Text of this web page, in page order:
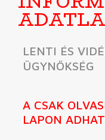
LENTI ÉS
ÜGYNÖKSÉG
A CSAK
LAPON